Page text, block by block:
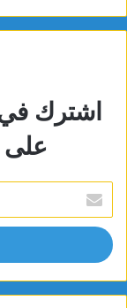
اشترك في
على
بريدك
الإلكتروني